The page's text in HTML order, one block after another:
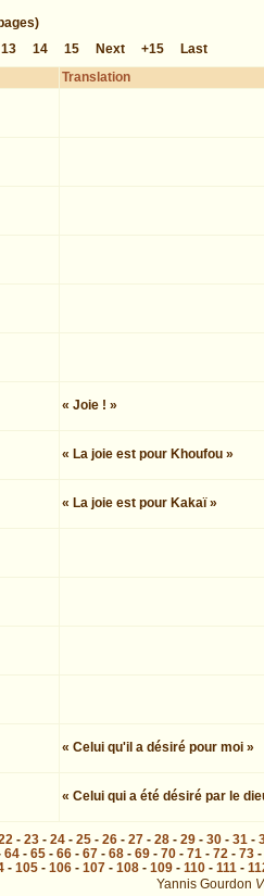
13 14 15 Next +15
Last
Translation
« Joie ! »
« La joie est pour Khoufou »
« La joie est pour Kakaï »
« Celui qu'il a désiré pour moi »
« Celui qui a été désiré par le
- 23- 24- 25- 26- 27- 28- 29- 30- 31-
64- 65- 66- 67- 68- 69- 70- 71- 72- 73-
- 105- 106- 107- 108- 109- 110- 111-
Yannis Gourdon